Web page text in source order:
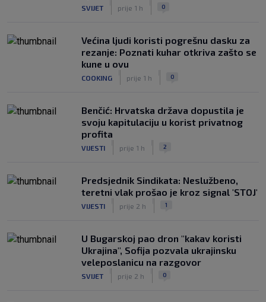
SVIJET prije 1 h 0
Većina ljudi koristi pogrešnu dasku za
rezanje: Poznati kuhar otkriva zašto se
kune u ovu
COOKING prije 1 h 0
Benčić: Hrvatska država dopustila je
svoju kapitulaciju u korist privatnog
profita
VIJESTI prije 1 h 2
Predsjednik Sindikata: Neslužbeno,
teretni vlak prošao je kroz signal 'STOJ'
VIJESTI prije 2 h 1
U Bugarskoj pao dron "kakav koristi
Ukrajina", Sofija pozvala ukrajinsku
veleposlanicu na razgovor
SVIJET prije 2 h 0